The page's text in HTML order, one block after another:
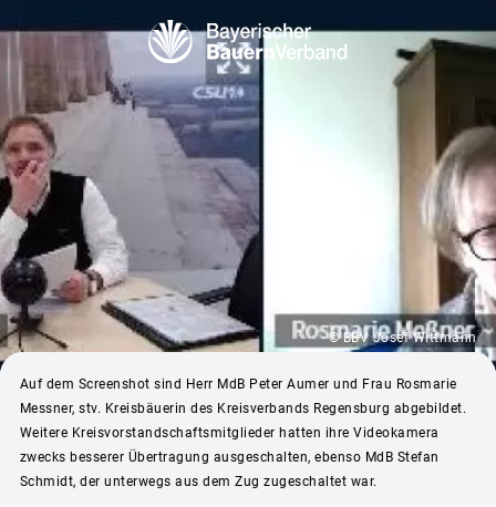
© BBV Josef Wittmann
Auf dem Screenshot sind Herr MdB Peter Aumer und Frau Rosmarie
Messner, stv. Kreisbäuerin des Kreisverbands Regensburg abgebildet.
Weitere Kreisvorstandschaftsmitglieder hatten ihre Videokamera
zwecks besserer Übertragung ausgeschalten, ebenso MdB Stefan
Schmidt, der unterwegs aus dem Zug zugeschaltet war.